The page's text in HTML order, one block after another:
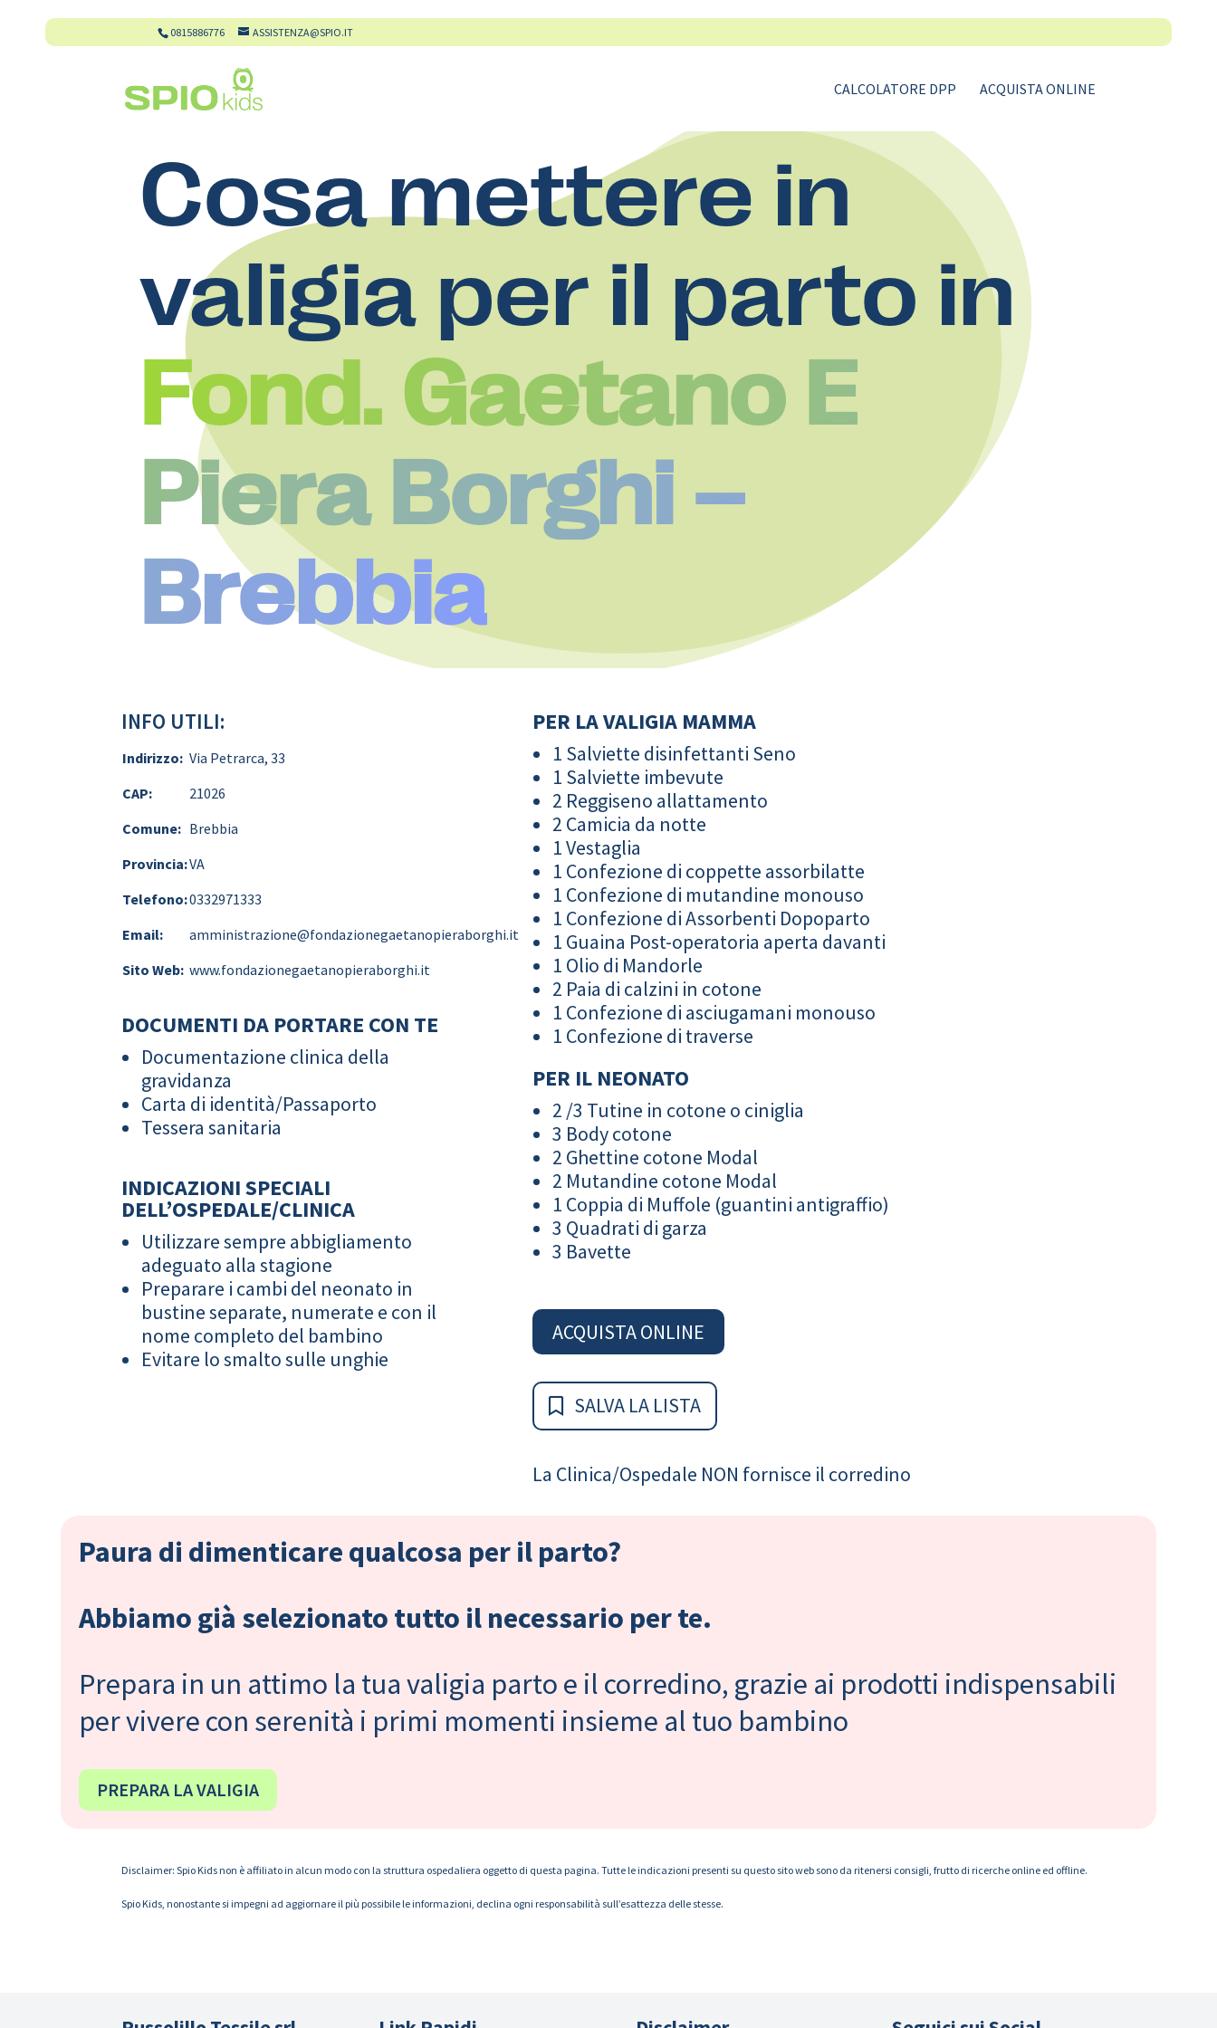
0815886776 ASSISTENZA@SPIO.IT
CALCOLATORE DPP ACQUISTA ONLINE
Cosa mettere in
valigia per il parto in
Fond. Gaetano E
Piera Borghi –
Brebbia
INFO UTILI:
Indirizzo: Via Petrarca, 33
CAP:
21026
Comune: Brebbia
Provincia:VA
Telefono:0332971333
Email:
amministrazione@fondazionegaetanopieraborghi.it
Sito Web: www.fondazionegaetanopieraborghi.it
DOCUMENTI DA PORTARE CON TE
Documentazione clinica della
gravidanza
Carta di identità/Passaporto
Tessera sanitaria
INDICAZIONI SPECIALI
DELL’OSPEDALE/CLINICA
Utilizzare sempre abbigliamento
adeguato alla stagione
Preparare i cambi del neonato in
bustine separate, numerate e con il
nome completo del bambino
Evitare lo smalto sulle unghie
PER LA VALIGIA MAMMA
1 Salviette disinfettanti Seno
1 Salviette imbevute
2 Reggiseno allattamento
2 Camicia da notte
1 Vestaglia
1 Confezione di coppette assorbilatte
1 Confezione di mutandine monouso
1 Confezione di Assorbenti Dopoparto
1 Guaina Post-operatoria aperta davanti
1 Olio di Mandorle
2 Paia di calzini in cotone
1 Confezione di asciugamani monouso
1 Confezione di traverse
PER IL NEONATO
2 /3 Tutine in cotone o ciniglia
3 Body cotone
2 Ghettine cotone Modal
2 Mutandine cotone Modal
1 Coppia di Muffole (guantini antigraffio)
3 Quadrati di garza
3 Bavette
ACQUISTA ONLINE
SALVA LA LISTA
La Clinica/Ospedale NON fornisce il corredino
Paura di dimenticare qualcosa per il parto?
Abbiamo già selezionato tutto il necessario per te.
Prepara in un attimo la tua valigia parto e il corredino, grazie ai prodotti indispensabili
per vivere con serenità i primi momenti insieme al tuo bambino
PREPARA LA VALIGIA
Disclaimer: Spio Kids non è affiliato in alcun modo con la struttura ospedaliera oggetto di questa pagina. Tutte le indicazioni presenti su questo sito web sono da ritenersi consigli, frutto di ricerche online ed offline.
Spio Kids, nonostante si impegni ad aggiornare il più possibile le informazioni, declina ogni responsabilità sull’esattezza delle stesse.